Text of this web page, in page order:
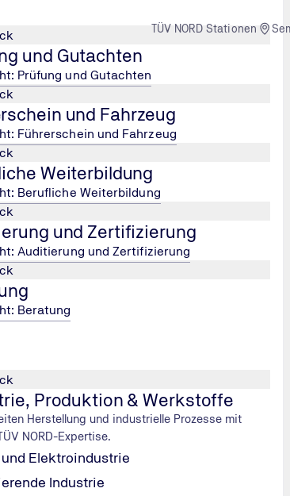
TÜV NORD Stationen
und Gutachten
Prüfung und Gutachten
und Fahrzeug
Führerschein und Fahrzeug
Weiterbildung
Berufliche Weiterbildung
und Zertifizierung
Auditierung und Zertifizierung
Beratung
Produktion & Werkstoffe
Herstellung und industrielle Prozesse mit
NORD-Expertise.
Elektroindustrie
Industrie
sind, dürfen sich über dessen
im Voraus identifizieren. Unter Gefahr im Sinne
und Situationen, die von der Umgebung auf